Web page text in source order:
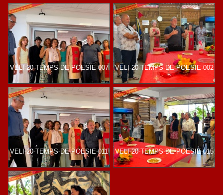
VELI-20-TEMPS-DE-POESIE-007 VELI-20-TEMPS-DE-POESIE-002
VELI-20-TEMPS-DE-POESIE-011 VELI-20-TEMPS-DE-POESIE-015